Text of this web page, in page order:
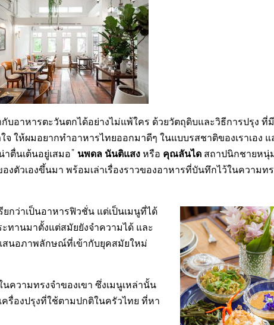
กับอาหารตะวันตกได้อย่างไม่แพ้ใคร ด้วยวัตถุดิบและวิธีการปรุง ที่มี
ให้ผมอยากทำอาหารไทยออกมาดีๆ ในแบบรสชาติของเราเอง แ
ตื่นเต้นอยู่เสมอ” นพดล นันติแสงหรือ คุณลันได สถาปนิกชายหนุ่
ตัวเองขึ้นมา พร้อมเล่าเรื่องราวของอาหารที่บันทึกไว้ในความท
ยกว่าเป็นอาหารฟิวชั่น แต่เป็นเมนูที่ได้
ทานมาตั้งแต่สมัยยังจำความได้ และ
สนอภาพลักษณ์ที่เข้ากับยุคสมัยใหม่
ความทรงจำของเขา ซึ่งเมนูเหล่านั้น
รื่องปรุงที่ใช้ตามปกติในครัวไทย ที่หา